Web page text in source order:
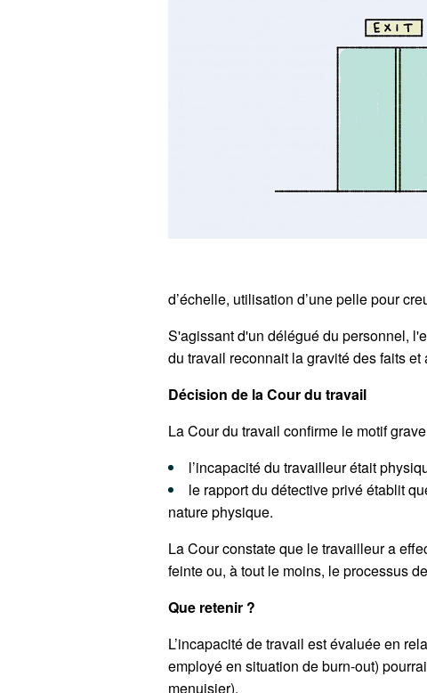
d’échelle, utilisation d’une pelle pour
S'agissant d'un délégué du personnel,
du travail reconnait la gravité des faits
Décision de la Cour du travail
La Cour du travail confirme le motif
l’incapacité du travailleur était
le rapport du détective privé établit
nature physique.
La Cour constate que le travailleur a
feinte ou, à tout le moins, le processus
Que retenir ?
L’incapacité de travail est évaluée en
employé en situation de burn-out)
menuisier).